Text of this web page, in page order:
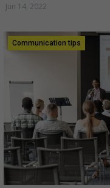
Jun 14, 2022
Communication tips